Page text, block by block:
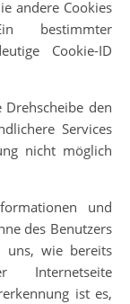
andere Cookies
bestimmter
Cookie-ID
den
Services
nicht möglich
und
des Benutzers
uns, wie bereits
Internetseite
ist es,